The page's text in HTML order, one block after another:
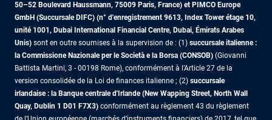
50–52 Boulevard Haussmann, 75009 Paris, France) et PIMCO Europe
GmbH (Succursale DIFC) (n° d'enregistrement 9613, Index Tower étage 10,
unité 1001, Dubai International Financial Centre, Dubai, Émirats Arabes
Unis) sont en outre soumises à la supervision de : (1) succursale italienne :
la Commissione Nazionale per le Società e la Borsa (CONSOB) (Giovanni
Battista Martini, 3 - 00198 Rome), conformément à l’Article 27 de la
version consolidée de la Loi de finances italienne ; (2) succursale
irlandaise : la Banque centrale d'Irlande (New Wapping Street, North Wall
Quay, Dublin 1 D01 F7X3) conformément au règlement 43 du règlement